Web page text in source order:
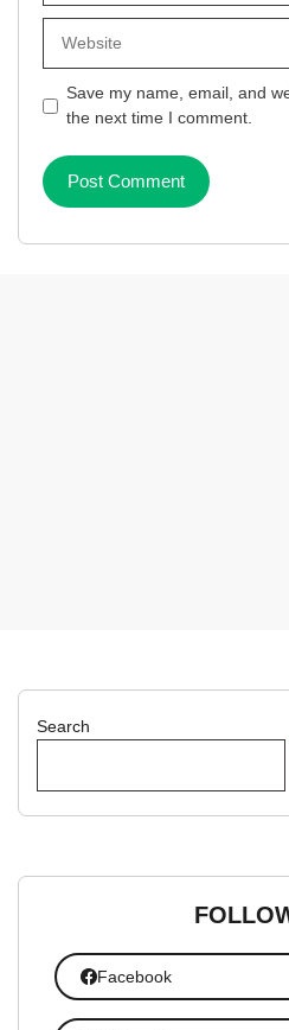
Save my name, email, and
the next time I comment.
Search
Facebook